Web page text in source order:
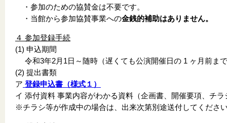
・参加のための協賛金は不要です。
・当館から参加協賛事業への金銭的補助はありません。
４ 参加登録手続
(1) 申込期間
令和3年2月1日～随時（遅くても公演開催日の 1 ヶ月前ま
(2) 提出書類
ア 登録申込書（様式１）
イ 添付資料 事業内容がわかる資料（企画書、開催要項、チラ
※チラシ等が作成中の場合は、出来次第別途送付してくださ